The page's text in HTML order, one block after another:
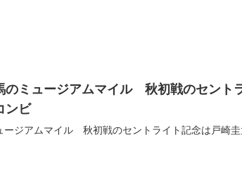
のミュージアムマイル 秋初戦のセント
ンビ
ージアムマイル 秋初戦のセントライト記念は戸崎圭